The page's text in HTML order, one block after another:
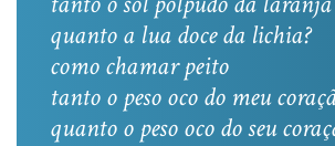
quanto a lua doce da lichia?
como chamar peito
tanto o peso oco do meu
quanto o peso oco do seu